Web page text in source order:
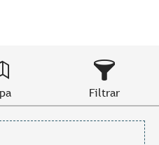
Filtrar